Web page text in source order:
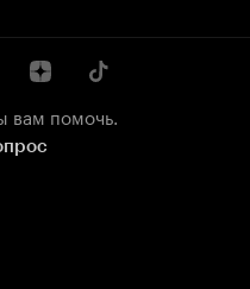
вам помочь.